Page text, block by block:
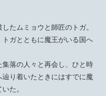
たムミョウと師匠のトガ。
トガとともに魔王がいる国へ
落の人々と再会し、 ひと時
辿り着いたときにはすでに魔
た。
中文
日本語